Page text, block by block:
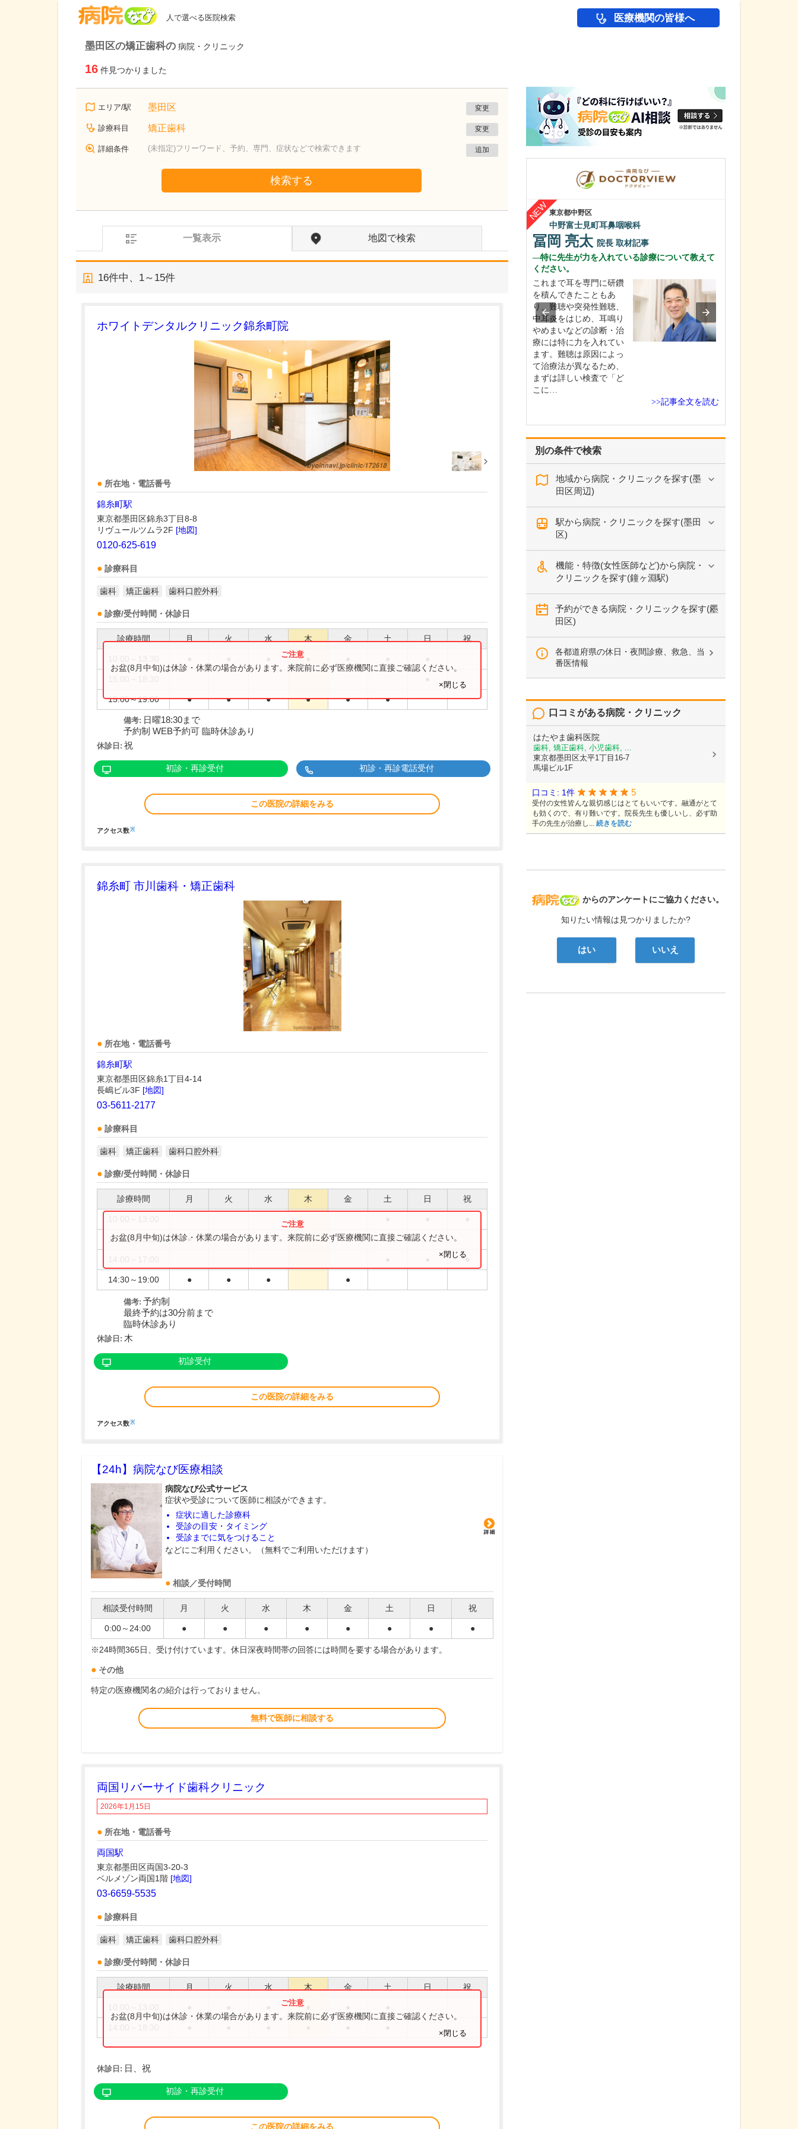
人で選べる医院検索 医療機関の皆様へ
墨田区の矯正歯科の 病院・クリニック
16 件見つかりました
エリア/駅 墨田区 変更
診療科目 矯正歯科 変更
詳細条件 (未指定)フリーワード、予約、専門、症状などで検索できます 追加
検索する
一覧表示 地図で検索
16件中、 1～15件
ホワイトデンタルクリニック錦糸町院
所在地・電話番号
錦糸町駅
東京都墨田区錦糸3丁目8-8
リヴュールツムラ2F [地図]
0120-625-619
診療科目
歯科 矯正歯科 歯科口腔外科
診療/受付時間・休診日
診療時間 月 火 水 木 金 土 日 祝
15:00～19:00 ● ● ● ● ● ●
お盆(8月中旬)は休診・休業の場合があります。来院前に必ず医療機関に直接ご確認ください。
×閉じる
備考: 日曜18:30まで
予約制 WEB予約可 臨時休診あり
休診日: 祝
初診・再診受付 初診・再診電話受付
この医院の詳細をみる
アクセス数※
錦糸町 市川歯科・矯正歯科
所在地・電話番号
錦糸町駅
東京都墨田区錦糸1丁目4-14
長嶋ビル3F [地図]
03-5611-2177
診療科目
歯科 矯正歯科 歯科口腔外科
診療/受付時間・休診日
診療時間 月 火 水 木 金 土 日 祝
10:00～13:30 ● ● ● ●
●
14:30～19:00 ● ● ● ●
お盆(8月中旬)は休診・休業の場合があります。来院前に必ず医療機関に直接ご確認ください。
×閉じる
備考: 予約制
最終予約は30分前まで
臨時休診あり
休診日: 木
初診受付
この医院の詳細をみる
アクセス数※
【24h】 病院なび医療相談
病院なび公式サービス
症状や受診について医師に相談ができます。
症状に適した診療科
受診の目安・タイミング
受診までに気をつけること
などにご利用ください。（無料でご利用いただけます）
相談／受付時間
相談受付時間 月 火 水 木 金 土 日 祝
0:00～24:00 ● ● ● ● ● ● ● ●
※24時間365日、受け付けています。休日深夜時間帯の回答には時間を要する場合があります。
その他
特定の医療機関名の紹介は行っておりません。
無料で医師に相談する
両国リバーサイド歯科クリニック
2026年1月15日
所在地・電話番号
両国駅
東京都墨田区両国3-20-3
ベルメゾン両国1階 [地図]
03-6659-5535
診療科目
歯科 矯正歯科 歯科口腔外科
診療/受付時間・休診日
診療時間 月 火 水 木 金 土 日 祝
お盆(8月中旬)は休診・休業の場合があります。来院前に必ず医療機関に直接ご確認ください。
×閉じる
休診日: 日、祝
初診・再診受付
この医院の詳細をみる
別の条件で検索
地域から病院・クリニックを探す(墨
田区周辺)
駅から病院・クリニックを探す(墨田
区)
機能・特徴(女性医師など)から病院・
クリニックを探す(鐘ヶ淵駅)
予約ができる病院・クリニックを探す(墨
田区)
各都道府県の休日・夜間診療、救急、当
番医情報
病院なび
からのアンケートにご協力ください。
知りたい情報は見つかりましたか?
はい いいえ
口コミがある病院・クリニック
はたやま歯科医院
歯科, 矯正歯科, 小児歯科, ...
東京都墨田区太平1丁目16-7
馬場ビル1F
口コミ: 1件 5
受付の女性皆んな親切感じはとてもいいです。融通がとて
も効くので、有り難いです。院長先生も優しいし、必ず助
手の先生が治療し... 続きを読む
東京都中野区
中野富士見町耳鼻咽喉科
冨岡 亮太 院長 取材記事
特に先生が力を入れている診療について教えて
ください。
これまで耳を専門に研鑽
を積んできたこともあ
り、難聴や突発性難聴、
中耳炎をはじめ、耳鳴り
やめまいなどの診断・治
療には特に力を入れてい
ます。難聴は原因によっ
て治療法が異なるため、
まずは詳しい検査で「ど
こに…
>>記事全文を読む
東京都国分寺市
こくぶんじ泌尿器科クリニック
髙橋 圭吾院長
で、さまざまな症状や悩
みを抱えた患者さんに寄
り添い、かゆいところま
で手が届くような、こま